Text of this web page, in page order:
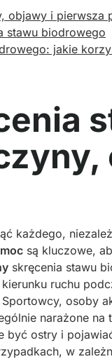
objawy i pierwsza
stawu biodrowego
jakie
każdego,
są kluczowe,
skręcenia stawu
ruchu
osoby
narażone na
ostry i
w